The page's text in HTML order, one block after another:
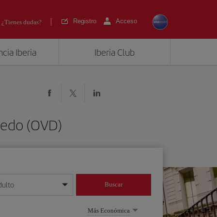
¿Tienes dudas? Registro Acceso
Iberia Iberia Club
(OVD)
mes/año
Buscar
Más Económica